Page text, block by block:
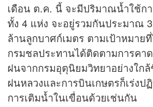
เดือน ต.ค. นี้ จะมีปริมาณน้ำใช้ก
ทั้ง 4 แห่ง จะอยู่รวมกันประมาณ
ล้านลูกบาศก์เมตร ตามเป้าหมาย
กรมชลประทานได้ติดตามการค
ฝนจากกรมอุตุนิยมวิทยาอย่างใก
ฝนหลวงและการบินเกษตรก็เร่งป
การเติมน้ำในเขื่อนด้วยเช่นกัน